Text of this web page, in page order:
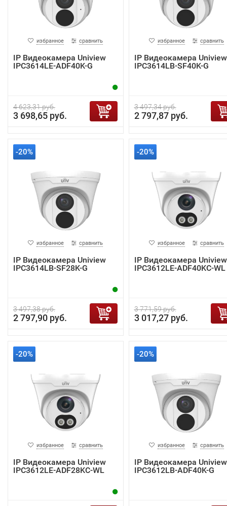
избранное сравнить
IP Видеокамера Uniview
IPC3614LE-ADF40K-G
4 623,31 руб.
3 698,65 руб.
избранное сравнить
IP Видеокамера Uniview
IPC3614LB-SF40K-G
3 497,34 руб.
2 797,87 руб.
-20%
избранное сравнить
IP Видеокамера Uniview
IPC3614LB-SF28K-G
3 497,38 руб.
2 797,90 руб.
-20%
избранное сравнить
IP Видеокамера Uniview
IPC3612LE-ADF40KC-WL
3 771,59 руб.
3 017,27 руб.
-20%
избранное сравнить
IP Видеокамера Uniview
IPC3612LE-ADF28KC-WL
-20%
избранное сравнить
IP Видеокамера Uniview
IPC3612LB-ADF40K-G